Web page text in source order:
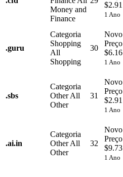
Money and
Finance
$2.91
1 Ano
.guru
Categoria
Shopping
All
Shopping
30
Novo
Preço
$6.16
1 Ano
.sbs
Categoria
OtherAll
Other
31
Novo
Preço
$2.91
1 Ano
.ai.in
Categoria
OtherAll
Other
32
Novo
Preço
$9.73
1 Ano